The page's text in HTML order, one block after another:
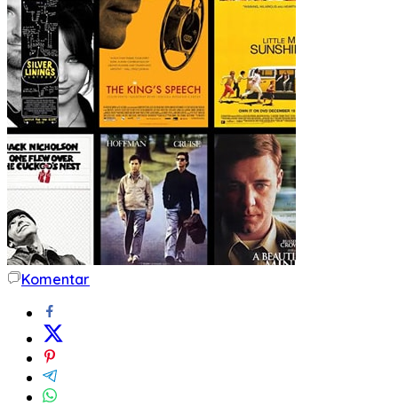
Komentar